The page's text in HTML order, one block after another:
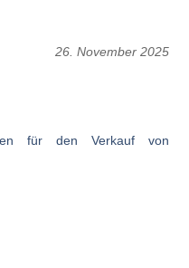
26. November 2025
für den Verkauf von